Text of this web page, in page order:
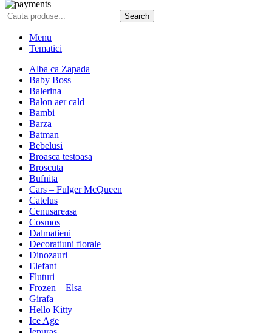
Search
Menu
Tematici
Alba ca Zapada
Baby Boss
Balerina
Balon aer cald
Bambi
Barza
Batman
Bebelusi
Broasca testoasa
Broscuta
Bufnita
Cars – Fulger McQueen
Catelus
Cenusareasa
Cosmos
Dalmatieni
Decoratiuni florale
Dinozauri
Elefant
Fluturi
Frozen – Elsa
Girafa
Hello Kitty
Ice Age